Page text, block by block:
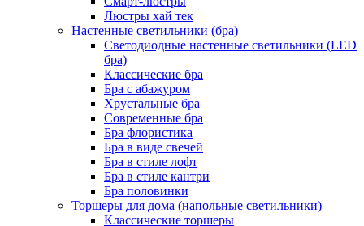
Люстры хай тек
Настенные светильники (бра)
Светодиодные настенные светильники (LED
бра)
Классические бра
Бра с абажуром
Хрустальные бра
Современные бра
Бра флористика
Бра в виде свечей
Бра в стиле лофт
Бра в стиле кантри
Бра половинки
Торшеры для дома (напольные светильники)
Классические торшеры